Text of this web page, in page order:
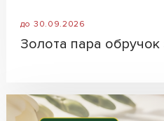
до 30.09.2026
Золота пара обручок